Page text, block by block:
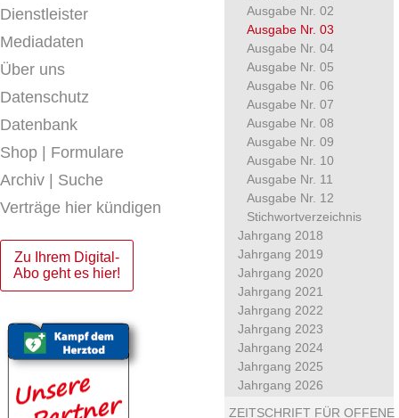
Dienstleister
Mediadaten
Über uns
Datenschutz
Datenbank
Shop | Formulare
Archiv | Suche
Verträge hier kündigen
Zu Ihrem Digital-
Abo geht es hier!
Ausgabe Nr. 02
Ausgabe Nr. 03
Ausgabe Nr. 04
Ausgabe Nr. 05
Ausgabe Nr. 06
Ausgabe Nr. 07
Ausgabe Nr. 08
Ausgabe Nr. 09
Ausgabe Nr. 10
Ausgabe Nr. 11
Ausgabe Nr. 12
Stichwortverzeichnis
Jahrgang 2018
Jahrgang 2019
Jahrgang 2020
Jahrgang 2021
Jahrgang 2022
Jahrgang 2023
Jahrgang 2024
Jahrgang 2025
Jahrgang 2026
ZEITSCHRIFT FÜR OFFENE